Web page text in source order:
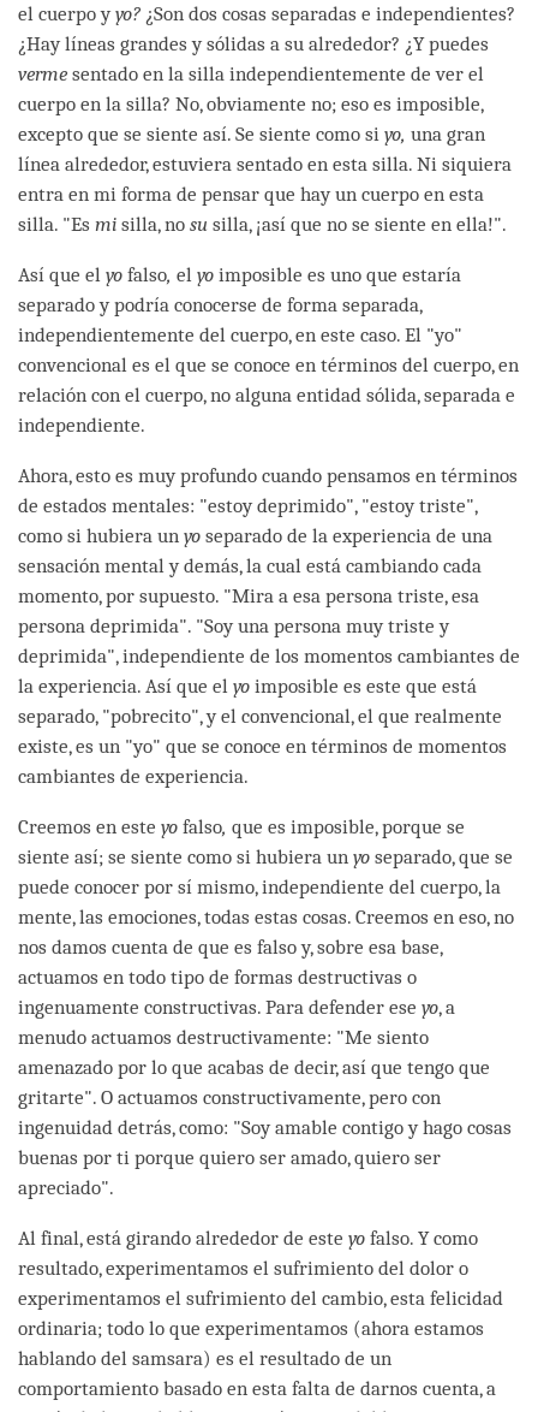
el cuerpo yyo? ¿Son dos cosas separadas e independientes?
¿Hay líneas grandes y sólidas a su alrededor? ¿Y puedes
verme sentado en la silla independientemente de ver el
cuerpo en la silla? No, obviamente no; eso es imposible,
excepto que se siente así. Se siente como si yo, una gran
línea alrededor, estuviera sentado en esta silla. Ni siquiera
entra en mi forma de pensar que hay un cuerpo en esta
silla. "Es mi silla, no su silla, ¡así que no se siente en ella!".
Así que el yo falso, el yo imposible es uno que estaría
separado y podría conocerse de forma separada,
independientemente del cuerpo, en este caso. El "yo"
convencional es el que se conoce en términos del cuerpo, en
relación con el cuerpo, no alguna entidad sólida, separada e
independiente.
Ahora, esto es muy profundo cuando pensamos en términos
de estados mentales: "estoy deprimido", "estoy triste",
como si hubiera un yo separado de la experiencia de una
sensación mental y demás, la cual está cambiando cada
momento, por supuesto. "Mira a esa persona triste, esa
persona deprimida". "Soy una persona muy triste y
deprimida", independiente de los momentos cambiantes de
la experiencia. Así que el yo imposible es este que está
separado, "pobrecito", y el convencional, el que realmente
existe, es un "yo" que se conoce en términos de momentos
cambiantes de experiencia.
Creemos en este yo falso, que es imposible, porque se
siente así; se siente como si hubiera un yo separado, que se
puede conocer por sí mismo, independiente del cuerpo, la
mente, las emociones, todas estas cosas. Creemos en eso, no
nos damos cuenta de que es falso y, sobre esa base,
actuamos en todo tipo de formas destructivas o
ingenuamente constructivas. Para defender ese yo, a
menudo actuamos destructivamente: "Me siento
amenazado por lo que acabas de decir, así que tengo que
gritarte". O actuamos constructivamente, pero con
ingenuidad detrás, como: "Soy amable contigo y hago cosas
buenas por ti porque quiero ser amado, quiero ser
apreciado".
Al final, está girando alrededor de este yo falso. Y como
resultado, experimentamos el sufrimiento del dolor o
experimentamos el sufrimiento del cambio, esta felicidad
ordinaria; todo lo que experimentamos (ahora estamos
hablando del samsara) es el resultado de un
comportamiento basado en esta falta de darnos cuenta, a